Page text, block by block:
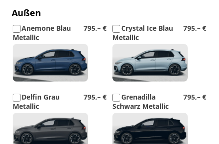
Außen
795,– €
Anemone Blau
Metallic
795,– €
Crystal Ice Blau
Metallic
795,– €
Delfin Grau
Metallic
795,– €
Grenadilla
Schwarz Metallic